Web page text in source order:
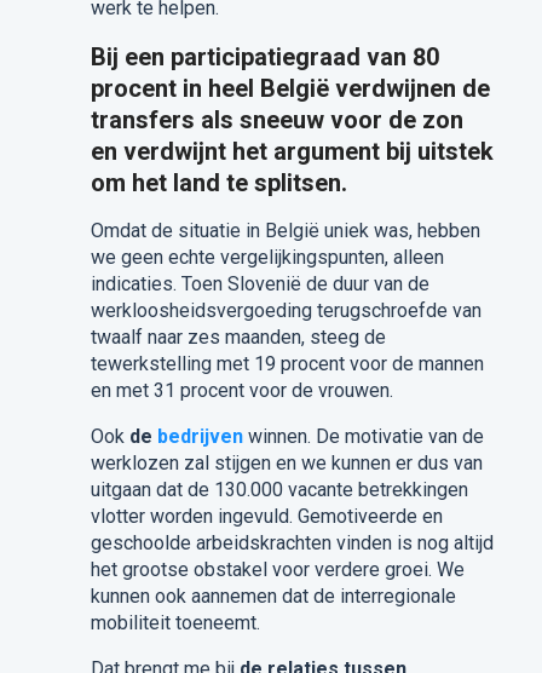
werk te helpen.
Bij een participatiegraad van 80
procent in heel België verdwijnen de
transfers als sneeuw voor de zon
en verdwijnt het argument bij uitstek
om het land te splitsen.
Omdat de situatie in België uniek was, hebben
we geen echte vergelijkingspunten, alleen
indicaties. Toen Slovenië de duur van de
werkloosheidsvergoeding terugschroefde van
twaalf naar zes maanden, steeg de
tewerkstelling met 19 procent voor de mannen
en met 31 procent voor de vrouwen.
Ook de bedrijven winnen. De motivatie van de
werklozen zal stijgen en we kunnen er dus van
uitgaan dat de 130.000 vacante betrekkingen
vlotter worden ingevuld. Gemotiveerde en
geschoolde arbeidskrachten vinden is nog altijd
het grootse obstakel voor verdere groei. We
kunnen ook aannemen dat de interregionale
mobiliteit toeneemt.
Dat brengt me bij de relaties tussen